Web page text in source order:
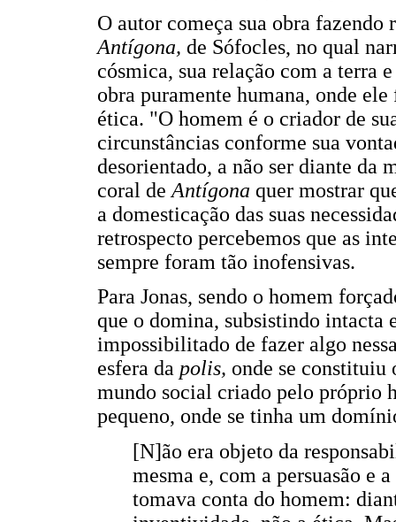
O autor começa sua obra
Antígona, de Sófocles, no qual
cósmica, sua relação com a terra
obra puramente humana, onde
ética. "O homem é o criador de
circunstâncias conforme sua
desorientado, a não ser diante da
coral de Antígona quer mostrar
a domesticação das suas
retrospecto percebemos que as
sempre foram tão inofensivas.
Para Jonas, sendo o homem
que o domina, subsistindo intacta
impossibilitado de fazer algo
esfera da polis, onde se constituiu
mundo social criado pelo próprio
pequeno, onde se tinha um
[N]ão era objeto da
mesma e, com a persuasão e
tomava conta do homem: